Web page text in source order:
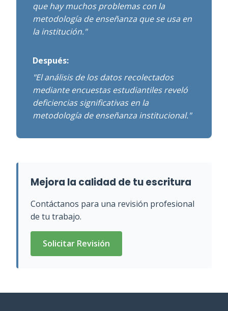
que hay muchos problemas con la
metodología de enseñanza que se usa en
la institución."
Después:
"El análisis de los datos recolectados
mediante encuestas estudiantiles reveló
deficiencias significativas en la
metodología de enseñanza institucional."
Mejora la calidad de tu escritura
Contáctanos para una revisión profesional
de tu trabajo.
Solicitar Revisión